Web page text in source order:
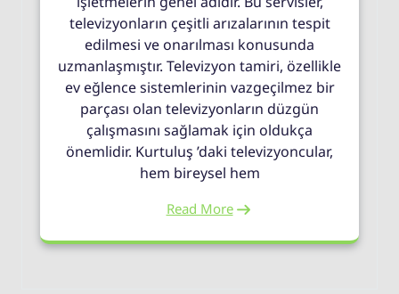
televizyonların çeşitli arızalarının tespit
edilmesi ve onarılması konusunda
uzmanlaşmıştır. Televizyon tamiri, özellikle
ev eğlence sistemlerinin vazgeçilmez bir
parçası olan televizyonların düzgün
çalışmasını sağlamak için oldukça
önemlidir. Kurtuluş ’daki televizyoncular,
hem bireysel hem
Read More